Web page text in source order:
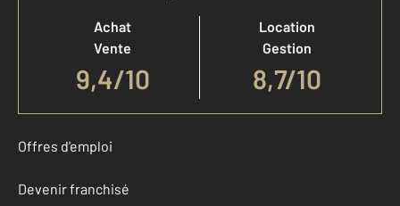
Achat
Vente
9,4/10
Location
Gestion
8,7/10
Offres d'emploi
Devenir franchisé